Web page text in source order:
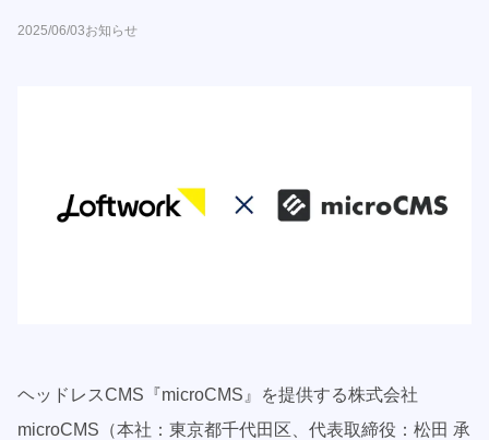
2025/06/03お知らせ
ヘッドレスCMS『microCMS』を提供する株式会社
microCMS（本社：東京都千代田区、代表取締役：松田 承